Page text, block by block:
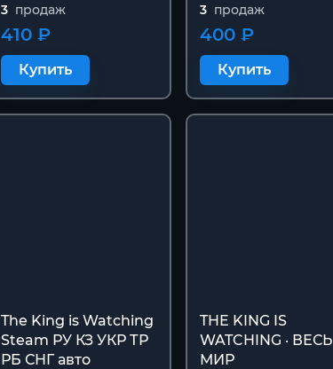
3 продаж
410 ₽
Купить
3 продаж
400 ₽
Купить
The King is Watching
Steam РУ КЗ УКР ТР
РБ СНГ авто
THE KING IS
WATCHING · ВЕСЬ
МИР